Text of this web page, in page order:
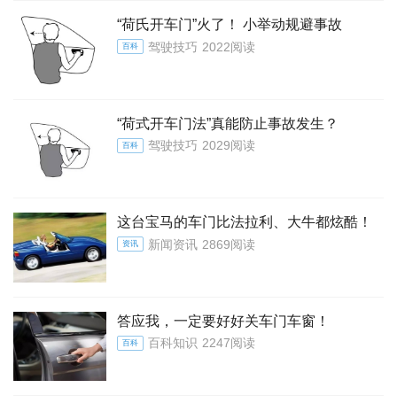
“荷氏开车门”火了！ 小举动规避事故
百科 驾驶技巧 2022阅读
“荷式开车门法”真能防止事故发生？
百科 驾驶技巧 2029阅读
这台宝马的车门比法拉利、大牛都炫酷！
资讯 新闻资讯 2869阅读
答应我，一定要好好关车门车窗！
百科 百科知识 2247阅读